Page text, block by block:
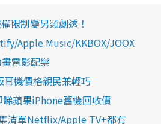
限制變另類劇透！
Apple Music/KKBOX/JOOX
電影配樂
機價格親民兼輕巧
蘋果iPhone舊機回收價
清單Netflix/Apple TV+都有